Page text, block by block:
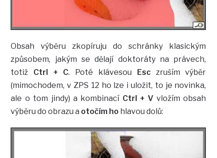
Obsah výběru zkopíruju do schránky klasickým
způsobem, jakým se dělají doktoráty na právech,
totiž Ctrl + C. Poté klávesou Esczruším výběr
(mimochodem, v ZPS 12 ho lze i uložit, to je novinka,
ale o tom jindy) a kombinací Ctrl + V vložím obsah
výběru do obrazu a otočím ho hlavou dolů: